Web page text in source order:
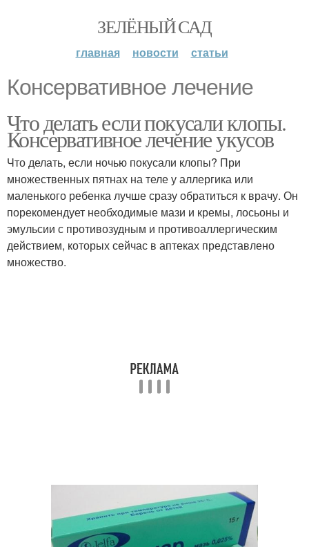
ЗЕЛЁНЫЙ САД
главная новости статьи
Консервативное лечение
Что делать если покусали клопы.
Консервативное лечение укусов
Что делать, если ночью покусали клопы? При
множественных пятнах на теле у аллергика или
маленького ребенка лучше сразу обратиться к врачу. Он
порекомендует необходимые мази и кремы, лосьоны и
эмульсии с противозудным и противоаллергическим
действием, которых сейчас в аптеках представлено
множество.